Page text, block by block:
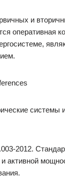
и
оперативная
системы
2012.
и активной